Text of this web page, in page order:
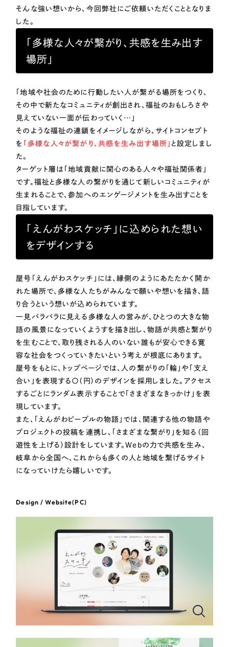
すべて （624件）
コーポレート・企業サイト
ブランドサイト・サービスサイト （85件）
ECサイト（オンラインショップ） （43件）
ポータルサイト・メディアサイト
LP（ランディングページ）
お客様インタビュー
インフラ関連
広告・メディア・放送
農林・水産
その他サービス業
物流・運送
NPO・一般社団法人
色
ホワイト・白色
グレー・黒色
ベージュ・茶色
レッド・赤色
オレンジ・橙色
イエロー・黄色
グリーン・緑色
ブルー・青色
パープル・紫色
ピンク・桃色
カラフル・多色
そんな強い想いから、今回弊社にご依頼いただくこととなりま
した。
「多様な人々が繋がり、共感を生み出す
場所」
「地域や社会のために行動したい人が繋がる場所をつくり、
その中で新たなコミュニティが創出され、福祉のおもしろさや
見えていない一面が伝わっていく…」
そのような福祉の連鎖をイメージしながら、サイトコンセプト
を 「多様な人々が繋がり、共感を生み出す場所」 と設定しまし
た。
ターゲット層は「地域貢献に関心のある人々や福祉関係者」
です。福祉と多様な人の繋がりを通じて新しいコミュニティが
生まれることで、参加へのエンゲージメントを生み出すことを
目指しています。
「えんがわスケッチ」に込められた想い
をデザインする
屋号「えんがわスケッチ」には、縁側のようにあたたかく開か
れた場所で、多様な人たちがみんなで願いや想いを描き、語
り合うという想いが込められています。
一見バラバラに見える多様な人の営みが、ひとつの大きな物
語の風景になっていくようすを描き出し、物語が共感と繋がり
を生むことで、取り残される人のいない誰もが安心できる寛
容な社会をつくっていきたいという考えが根底にあります。
屋号をもとに、トップページでは、人の繋がりの「輪」や「支え
合い」を表現する〇（円）のデザインを採用しました。アクセス
するごとにランダム表示することで「さまざまなきっかけ」を表
現しています。
また、「えんがわピープルの物語」では、関連する他の物語や
プロジェクトの投稿を連携し、「さまざまな繋がり」を知る（回
遊性を上げる）設計をしています。Webの力で共感を生み、
岐阜から全国へ、これからも多くの人と地域を繋げるサイト
になっていけたら嬉しいです。
Design / Website(PC)